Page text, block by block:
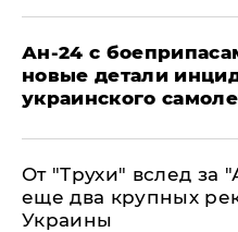
Ан-24 с
новые детали
украинского
От "Трухи" вслед за
еще два крупных
Украины